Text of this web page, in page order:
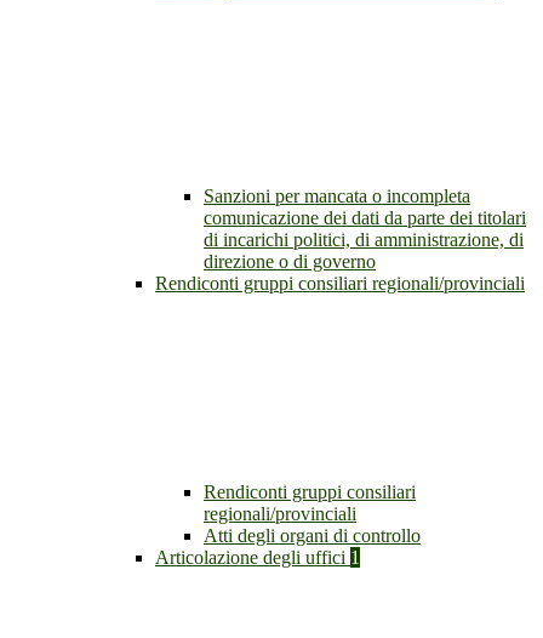
Sanzioni per mancata o incompleta
comunicazione dei dati da parte dei titolari
di incarichi politici, di amministrazione, di
direzione o di governo
Rendiconti gruppi consiliari regionali/provinciali
Rendiconti gruppi consiliari
regionali/provinciali
Atti degli organi di controllo
Articolazione degli uffici 1